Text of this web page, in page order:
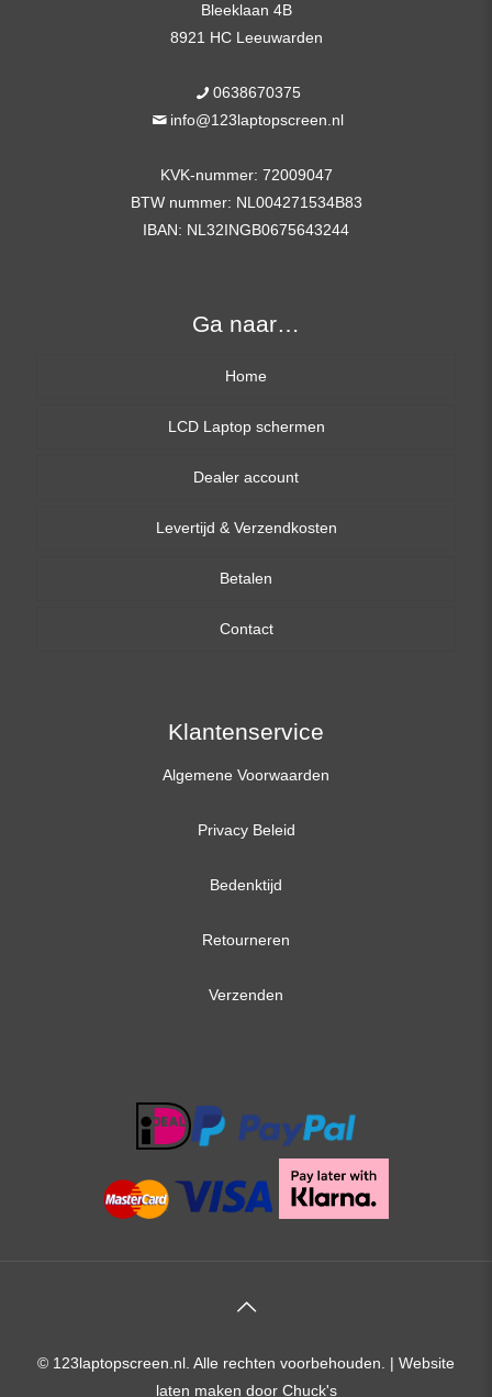
Bleeklaan 4B
8921 HC Leeuwarden
0638670375
info@123laptopscreen.nl
KVK-nummer: 72009047
BTW nummer: NL004271534B83
IBAN: NL32INGB0675643244
Ga naar…
Home
LCD Laptop schermen
13,3 inch
14,0 inch
15,6 inch
17,3 inch
Dealer account
Levertijd & Verzendkosten
Betalen
Contact
Klantenservice
Algemene Voorwaarden
Privacy Beleid
Bedenktijd
Retourneren
Verzenden
© 123laptopscreen.nl. Alle rechten voorbehouden. | Website
laten maken door Chuck's